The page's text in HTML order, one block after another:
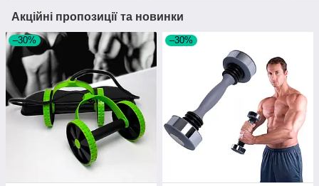
Акційні пропозиції та новинки
–30% –30%